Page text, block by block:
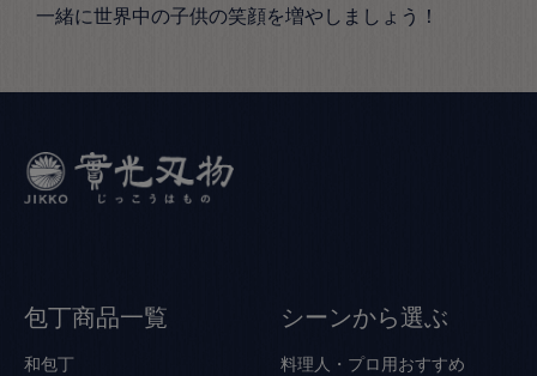
一緒に世界中の子供の笑顔を増やしましょう！
包丁商品一覧
和包丁
シーンから選ぶ
料理人・プロ用おすすめ